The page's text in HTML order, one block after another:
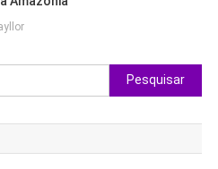
Pesquisar
por: